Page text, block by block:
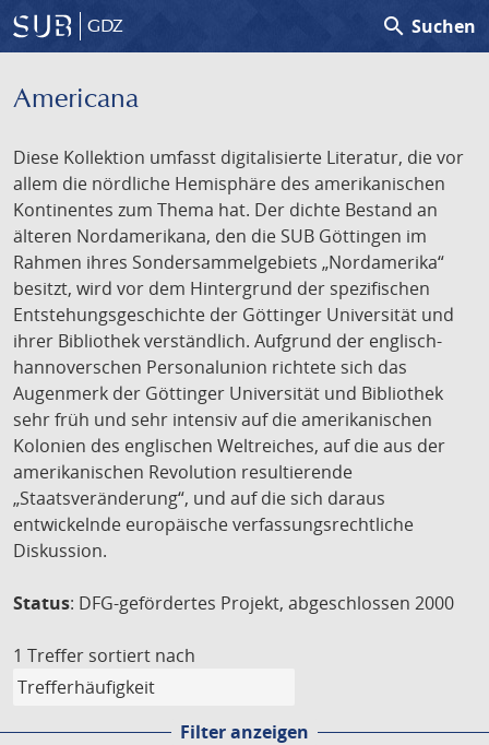
GDZ search Suchen
Americana
Diese Kollektion umfasst digitalisierte Literatur, die vor
allem die nördliche Hemisphäre des amerikanischen
Kontinentes zum Thema hat. Der dichte Bestand an
älteren Nordamerikana, den die SUB Göttingen im
Rahmen ihres Sondersammelgebiets „Nordamerika“
besitzt, wird vor dem Hintergrund der spezifischen
Entstehungsgeschichte der Göttinger Universität und
ihrer Bibliothek verständlich. Aufgrund der englisch-
hannoverschen Personalunion richtete sich das
Augenmerk der Göttinger Universität und Bibliothek
sehr früh und sehr intensiv auf die amerikanischen
Kolonien des englischen Weltreiches, auf die aus der
amerikanischen Revolution resultierende
„Staatsveränderung“, und auf die sich daraus
entwickelnde europäische verfassungsrechtliche
Diskussion.
Status: DFG-gefördertes Projekt, abgeschlossen 2000
1 Treffer sortiert nach
Filter anzeigen